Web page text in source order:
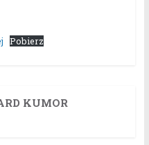
Pobierz
KUMOR